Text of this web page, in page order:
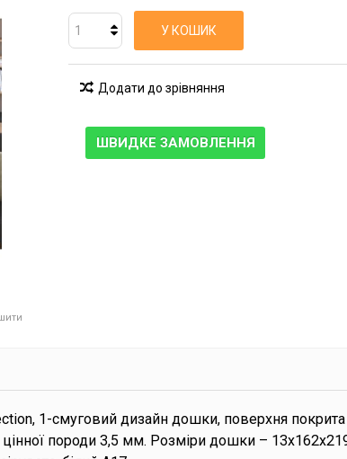
У КОШИК
Додати до зрівняння
ШВИДКЕ ЗАМОВЛЕННЯ
1-смуговий дизайн дошки, поверхня
цінної породи 3,5 мм. Розміри дошки –